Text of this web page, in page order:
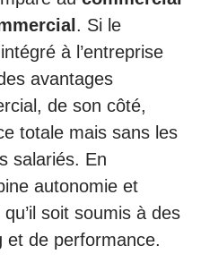
. Si le
à l’entreprise
avantages
de son côté,
totale mais sans les
salariés. En
autonomie et
soit soumis à des
et de performance.